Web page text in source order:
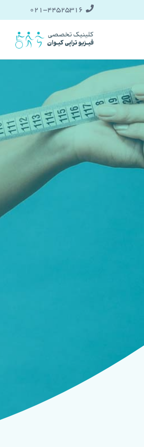
021-۴۴۵۲۵۳۱۶